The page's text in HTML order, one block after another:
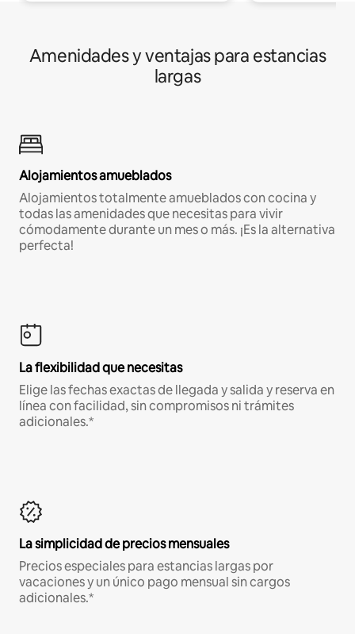
Amenidades y ventajas para estancias
largas
Alojamientos amueblados
Alojamientos totalmente amueblados con cocina y
todas las amenidades que necesitas para vivir
cómodamente durante un mes o más. ¡Es la alternativa
perfecta!
La flexibilidad que necesitas
Elige las fechas exactas de llegada y salida y reserva en
línea con facilidad, sin compromisos ni trámites
adicionales.*
La simplicidad de precios mensuales
Precios especiales para estancias largas por
vacaciones y un único pago mensual sin cargos
adicionales.*